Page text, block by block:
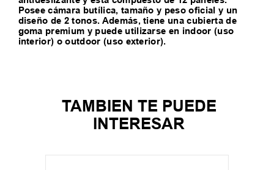
Posee cámara butílica, tamaño y peso oficial y un
diseño de 2 tonos. Además, tiene una cubierta de
goma premium y puede utilizarse en indoor (uso
interior) o outdoor (uso exterior).
TAMBIEN TE PUEDE
INTERESAR